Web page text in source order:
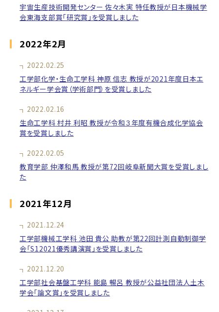
宇宙生産技術開発センター 佐々木実 特任教授が日本機械学
会東海支部賞「研究賞」を受賞しました
2022年2月
2022.02.25
工学部化学・生命工学科 神原 信志 教授が2021年度日本エ
ネルギー学会賞（学術部門）を受賞しました
2022.02.16
生命工学科 村井 利昭 教授が令和３年度有機合成化学協会
賞を受賞しました
2022.02.05
教育学部 仲澤和馬 教授が第72回岐阜新聞大賞を受賞しまし
た
2021年12月
2021.12.24
工学部機械工学科 池田 貴公 助教が第22回計測自動制御学
会「S12021優秀講演賞」を受賞しました
2021.12.20
工学部社会基盤工学科 能島 暢呂 教授が公益社団法人土木
学会「論文賞」を受賞しました